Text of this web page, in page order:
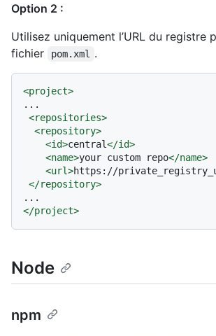
Option 2 :
Utilisez uniquement l’URL du registre
fichier
pom.xml .
<project>
...
<repositories>
<repository>
<id>central</id>
<name>your custom repo</name>
<url>https://
</repository>
</project>
Node
npm